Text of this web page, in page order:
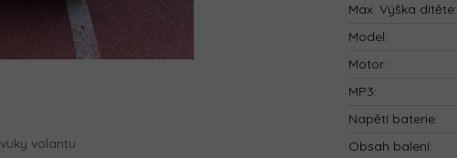
volantu
Max. Výška dítěte:
Model:
Motor:
MP3:
Napětí baterie:
Obsah balení: